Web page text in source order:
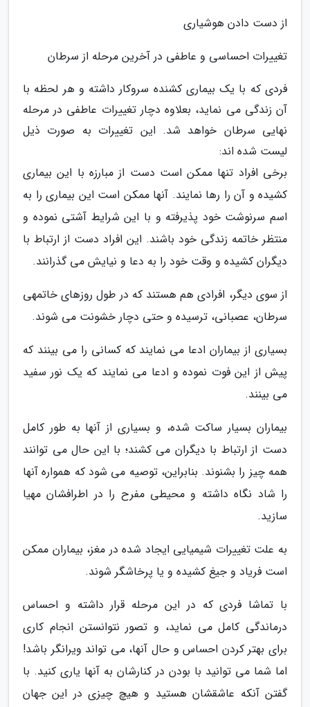
از دست دادن هوشیاری
تغییرات احساسی و عاطفی در آخرین مرحله از سرطان
فردی که با یک بیماری کشنده سروکار داشته و هر لحظه با
آن زندگی می نماید، بعلاوه دچار تغییرات عاطفی در مرحله
نهایی سرطان خواهد شد. این تغییرات به صورت ذیل
لیست شده اند:
برخی افراد تنها ممکن است دست از مبارزه با این بیماری
کشیده و آن را رها نمایند. آنها ممکن است این بیماری را به
اسم سرنوشت خود پذیرفته و با این شرایط آشتی نموده و
منتظر خاتمه زندگی خود باشند. این افراد دست از ارتباط با
دیگران کشیده و وقت خود را به دعا و نیایش می گذرانند.
از سوی دیگر، افرادی هم هستند که در طول روزهای خاتمهی
سرطان، عصبانی، ترسیده و حتی دچار خشونت می شوند.
بسیاری از بیماران ادعا می نمایند که کسانی را می بینند که
پیش از این فوت نموده و ادعا می نمایند که یک نور سفید
می بینند.
بیماران بسیار ساکت شده، و بسیاری از آنها به طور کامل
دست از ارتباط با دیگران می کشند؛ با این حال می توانند
همه چیز را بشنوند. بنابراین، توصیه می شود که همواره آنها
را شاد نگاه داشته و محیطی مفرح را در اطرافشان مهیا
سازید.
به علت تغییرات شیمیایی ایجاد شده در مغز، بیماران ممکن
است فریاد و جیغ کشیده و یا پرخاشگر شوند.
با تماشا فردی که در این مرحله قرار داشته و احساس
درماندگی کامل می نماید، و تصور نتوانستن انجام کاری
برای بهتر کردن احساس و حال آنها، می تواند ویرانگر باشد!
اما شما می توانید با بودن در کنارشان به آنها یاری کنید. با
گفتن آنکه عاشقشان هستید و هیچ چیزی در این جهان